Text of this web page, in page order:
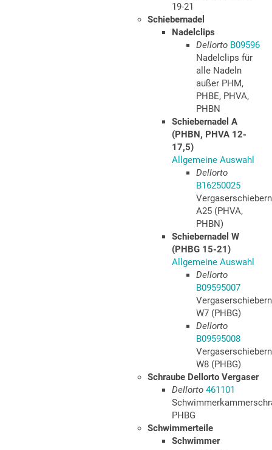
19-21
Schiebernadel
Nadelclips
Dellorto B09596
Nadelclips für
alle Nadeln
außer PHM,
PHBE, PHVA,
PHBN
Schiebernadel A
(PHBN, PHVA 12-
17,5)
Allgemeine Auswahl
Dellorto
B16250025
A25 (PHVA,
PHBN)
Schiebernadel W
(PHBG 15-21)
Allgemeine Auswahl
Dellorto
B09595007
W7 (PHBG)
Dellorto
B09595008
W8 (PHBG)
Schraube Dellorto Vergaser
Dellorto 461101
PHBG
Schwimmerteile
Schwimmer